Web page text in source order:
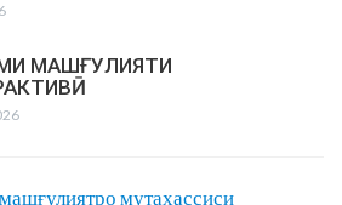
МАШҒУЛИЯТИ
мутахассиси